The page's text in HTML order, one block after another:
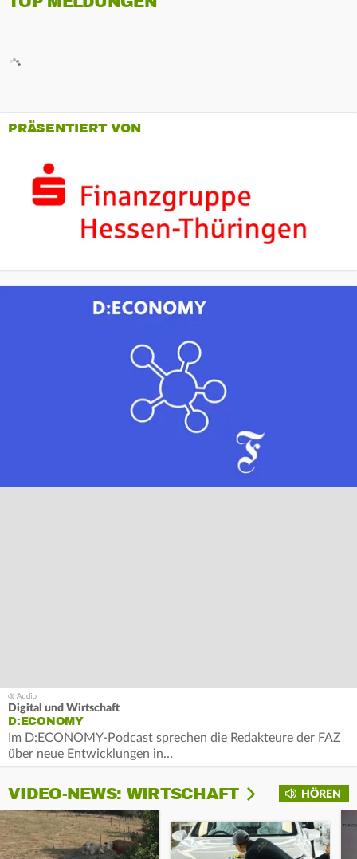
PRÄSENTIERT VON
Digital und Wirtschaft
D:ECONOMY
Im D:ECONOMY-Podcast sprechen die Redakteure der FAZ
über neue Entwicklungen in…
HÖREN
VIDEO-NEWS: WIRTSCHAFT